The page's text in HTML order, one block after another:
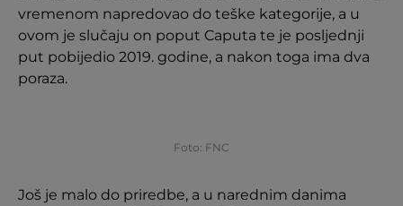
vremenom napredovao do teške kategorije, a u
ovom je slučaju on poput Caputa te je posljednji
put pobijedio 2019. godine, a nakon toga ima dva
poraza.
Foto: FNC
Još je malo do priredbe, a u narednim danima